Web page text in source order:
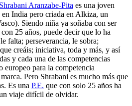
Shrabani Aranzabe-Pita es una joven
India pero criada en Alkiza, un
Siendo niña ya soñaba con ser
25 años, puede decir que lo ha
falta; perseverancia, le sobra;
creáis; iniciativa, toda y más, y así
y cada una de las competencias
europeo para la competencia
Pero Shrabani es mucho más que
Es una P.E. que con solo 25 años ha
viaje difícil de olvidar.